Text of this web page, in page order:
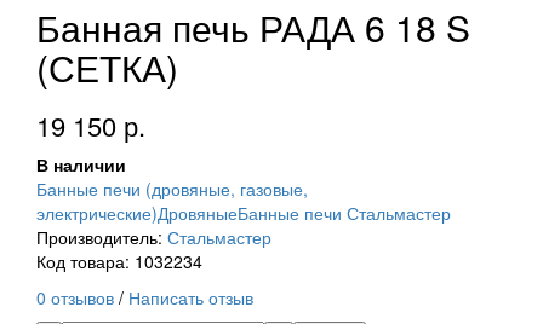
Банная печь РАДА 6 18 S
(СЕТКА)
19 150 р.
В наличии
Банные печи (дровяные, газовые,
электрические)ДровяныеБанные печи Стальмастер
Производитель: Стальмастер
Код товара: 1032234
0 отзывов / Написать отзыв